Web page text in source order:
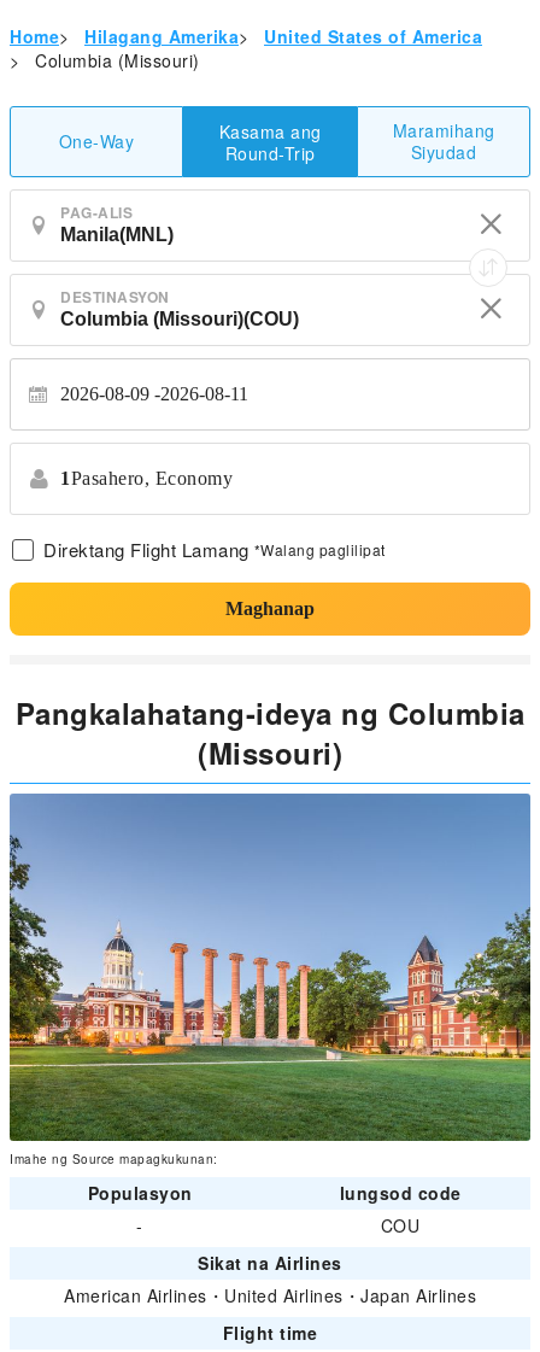
Home> Hilagang Amerika>
United States of America
>
Columbia (Missouri)
One-Way
Kasama ang
Round-Trip
Maramihang
Siyudad
PAG-ALIS
DESTINASYON
2026-08-09 2026-08-11
1Pasahero, Economy
Direktang Flight Lamang *Walang paglilipat
Maghanap
Pangkalahatang-ideya ng Columbia
(Missouri)
Imahe ng Source mapagkukunan:
Populasyon
lungsod code
-
COU
Sikat na Airlines
American Airlines ・ United Airlines ・ Japan Airlines
Flight time